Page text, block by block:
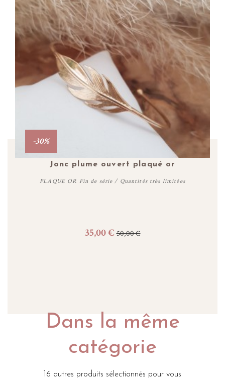
-30%
Jonc plume ouvert plaqué or
PLAQUE OR Fin de série / Quantités très limitées
35,00 € 50,00 €
Dans la même
catégorie
16 autres produits sélectionnés pour vous